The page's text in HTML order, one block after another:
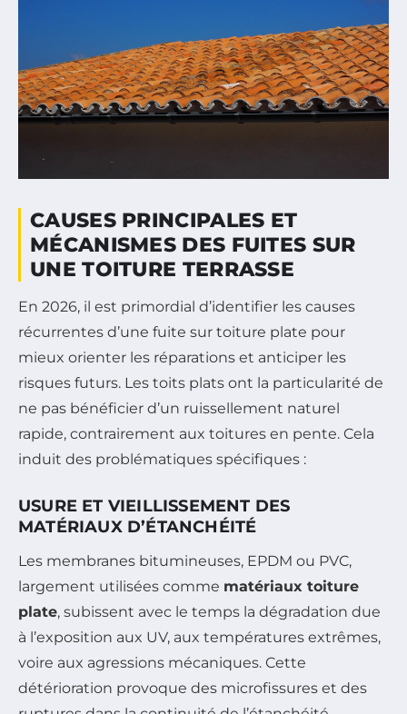
CAUSES PRINCIPALES ET
MÉCANISMES DES FUITES SUR
UNE TOITURE TERRASSE
En 2026, il est primordial d’identifier les causes
récurrentes d’une fuite sur toiture plate pour
mieux orienter les réparations et anticiper les
risques futurs. Les toits plats ont la particularité de
ne pas bénéficier d’un ruissellement naturel
rapide, contrairement aux toitures en pente. Cela
induit des problématiques spécifiques :
USURE ET VIEILLISSEMENT DES
MATÉRIAUX D’ÉTANCHÉITÉ
Les membranes bitumineuses, EPDM ou PVC,
largement utilisées comme matériaux toiture
plate, subissent avec le temps la dégradation due
à l’exposition aux UV, aux températures extrêmes,
voire aux agressions mécaniques. Cette
détérioration provoque des microfissures et des